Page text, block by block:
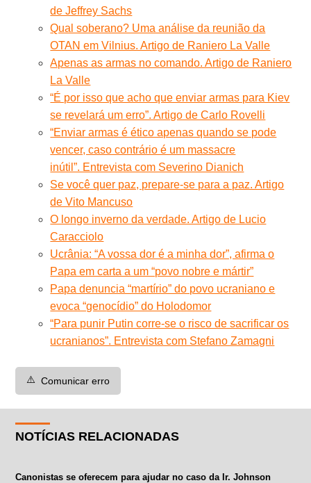
de Jeffrey Sachs
Qual soberano? Uma análise da reunião da
OTAN em Vilnius. Artigo de Raniero La Valle
Apenas as armas no comando. Artigo de Raniero
La Valle
“É por isso que acho que enviar armas para Kiev
se revelará um erro”. Artigo de Carlo Rovelli
“Enviar armas é ético apenas quando se pode
vencer, caso contrário é um massacre
inútil”. Entrevista com Severino Dianich
Se você quer paz, prepare-se para a paz. Artigo
de Vito Mancuso
O longo inverno da verdade. Artigo de Lucio
Caracciolo
Ucrânia: “A vossa dor é a minha dor”, afirma o
Papa em carta a um “povo nobre e mártir”
Papa denuncia “martírio” do povo ucraniano e
evoca “genocídio” do Holodomor
“Para punir Putin corre-se o risco de sacrificar os
ucranianos”. Entrevista com Stefano Zamagni
⚠️ Comunicar erro
NOTÍCIAS RELACIONADAS
Canonistas se oferecem para ajudar no caso da Ir. Johnson